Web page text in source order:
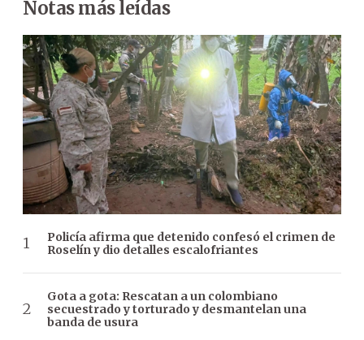
Notas más leídas
Policía afirma que detenido confesó el crimen de
Roselín y dio detalles escalofriantes
Gota a gota: Rescatan a un colombiano
secuestrado y torturado y desmantelan una
banda de usura